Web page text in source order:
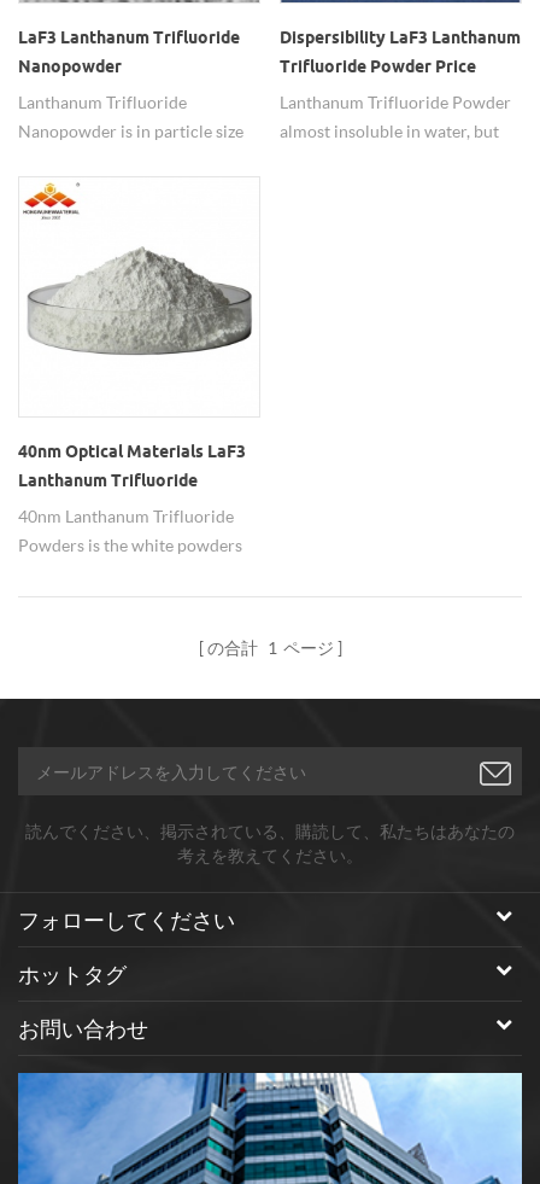
LaF3 Lanthanum Trifluoride
Nanopowder
Lanthanum Trifluoride
Nanopowder is in particle size
Dispersibility LaF3 Lanthanum
Trifluoride Powder Price
Lanthanum Trifluoride Powder
almost insoluble in water, but
40nm Optical Materials LaF3
Lanthanum Trifluoride
Powders
40nm Lanthanum Trifluoride
Powders is the white powders
of the polishing materials.
の合計 1 ページ
読んでください、掲示されている、購読して、私たちはあなたの
考えを教えてください。
フォローしてください
ホットタグ
お問い合わせ